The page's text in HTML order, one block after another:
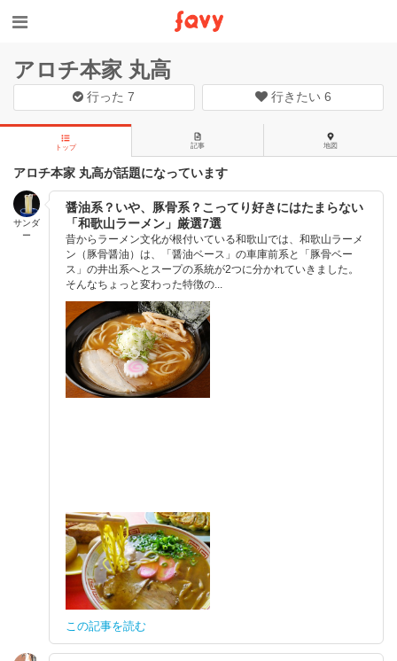
アロチ本家 丸高
行った7 行きたい 6
トップ 記事 地図
アロチ本家 丸高が話題になっています
サンダ
ー
醤油系？いや、豚骨系？こってり好きにはたまらない
「和歌山ラーメン」厳選7選
昔からラーメン文化が根付いている和歌山では、和歌山ラーメ
ン（豚骨醤油）は、「醤油ベース」の車庫前系と「豚骨ベー
ス」の井出系へとスープの系統が2つに分かれていきました。
そんなちょっと変わった特徴の...
この記事を読む